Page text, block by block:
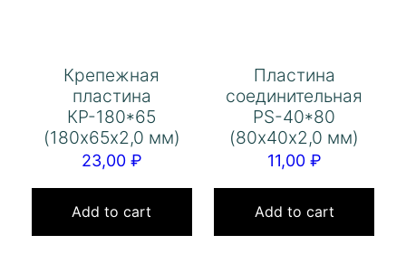
Крепежная
пластина
КР-180*65
(180х65х2,0 мм)
23,00 ₽
Add to cart
Пластина
соединительная
PS-40*80
(80х40х2,0 мм)
11,00 ₽
Add to cart